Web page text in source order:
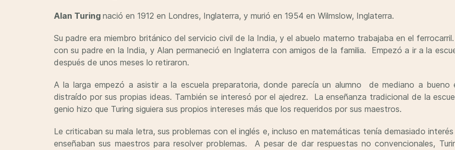
Alan Turing nació en 1912 en Londres, Inglaterra, y murió en 1954 en Wilmslow, Inglaterra.
Su padre era miembro británico del servicio civil de la India, y el abuelo materno trabajaba en el
con su padre en la India, y Alan permaneció en Inglaterra con amigos de la familia. Empezó a ir a la
después de unos meses lo retiraron.
A la larga empezó a asistir a la escuela preparatoria, donde parecía un alumno de mediano a
distraído por sus propias ideas. También se interesó por el ajedrez. La enseñanza tradicional de la
genio hizo que Turing siguiera sus propios intereses más que los requeridos por sus maestros.
Le criticaban su mala letra, sus problemas con el inglés e, incluso en matemáticas tenía demasiado
enseñaban sus maestros para resolver problemas. A pesar de dar respuestas no convencionales,